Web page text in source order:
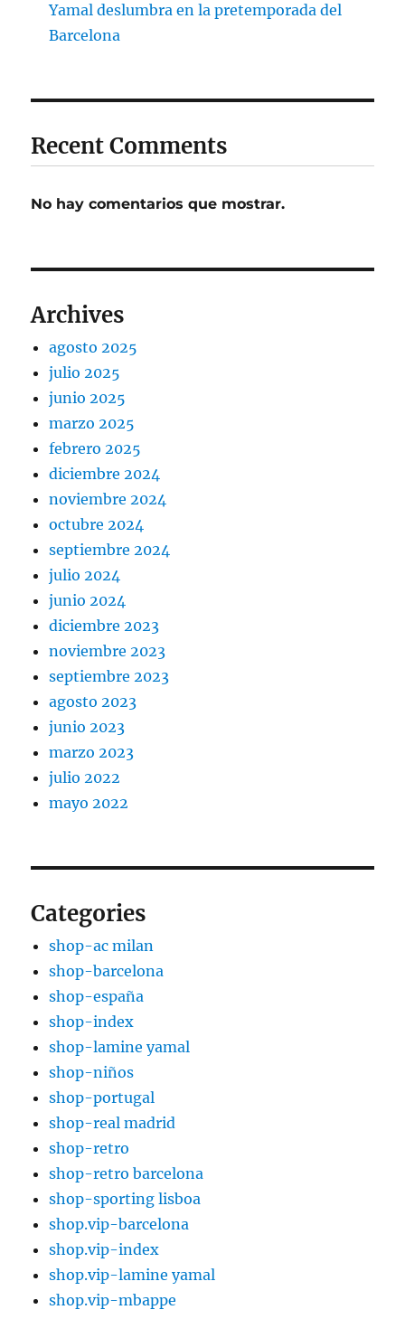
Yamal deslumbra en la pretemporada del
Barcelona
Recent Comments
No hay comentarios que mostrar.
Archives
agosto 2025
julio 2025
junio 2025
marzo 2025
febrero 2025
diciembre 2024
noviembre 2024
octubre 2024
septiembre 2024
julio 2024
junio 2024
diciembre 2023
noviembre 2023
septiembre 2023
agosto 2023
junio 2023
marzo 2023
julio 2022
mayo 2022
Categories
shop-ac milan
shop-barcelona
shop-españa
shop-index
shop-lamine yamal
shop-niños
shop-portugal
shop-real madrid
shop-retro
shop-retro barcelona
shop-sporting lisboa
shop.vip-barcelona
shop.vip-index
shop.vip-lamine yamal
shop.vip-mbappe